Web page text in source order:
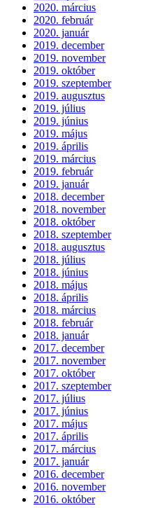
2020. március
2020. február
2020. január
2019. december
2019. november
2019. október
2019. szeptember
2019. augusztus
2019. július
2019. június
2019. május
2019. április
2019. március
2019. február
2019. január
2018. december
2018. november
2018. október
2018. szeptember
2018. augusztus
2018. július
2018. június
2018. május
2018. április
2018. március
2018. február
2018. január
2017. december
2017. november
2017. október
2017. szeptember
2017. július
2017. június
2017. május
2017. április
2017. március
2017. január
2016. december
2016. november
2016. október